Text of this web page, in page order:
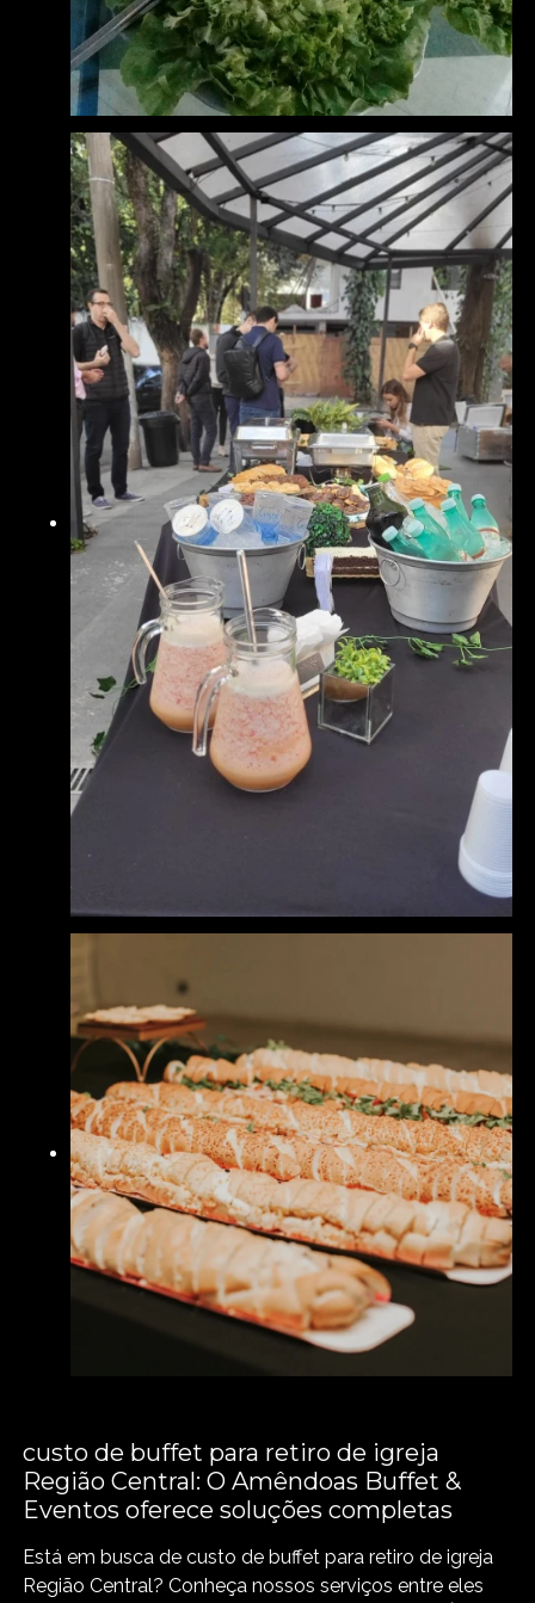
custo de buffet para retiro de igreja
Região Central: O Amêndoas Buffet &
Eventos oferece soluções completas
Está em busca de custo de buffet para retiro de igreja
Região Central? Conheça nossos serviços entre eles